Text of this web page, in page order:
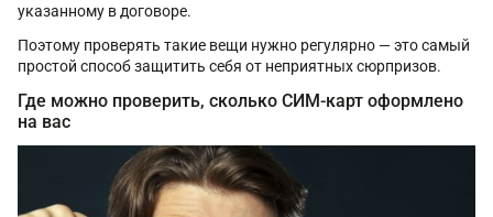
указанному в договоре.
Поэтому проверять такие вещи нужно регулярно — это самый
простой способ защитить себя от неприятных сюрпризов.
Где можно проверить, сколько СИМ-карт оформлено
на вас